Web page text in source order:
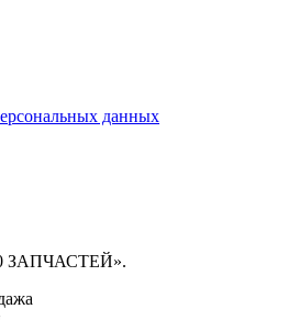
данных
ЗАПЧАСТЕЙ».